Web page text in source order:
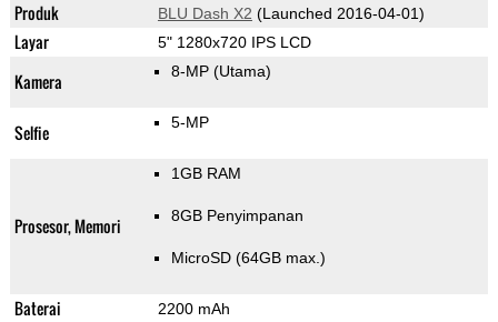
Produk BLU Dash X2 (Launched 2016-04-01)
Layar 5" 1280x720 IPS LCD
Kamera 8-MP (Utama)
Selfie 5-MP
Prosesor, Memori
1GB RAM
8GB Penyimpanan
MicroSD (64GB max.)
Baterai 2200 mAh